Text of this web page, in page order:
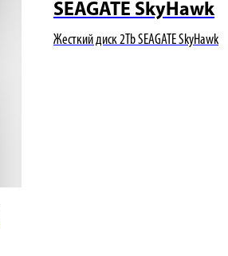
SEAGATE SkyHawk
Жесткий диск 2Tb SEAGATE SkyHawk